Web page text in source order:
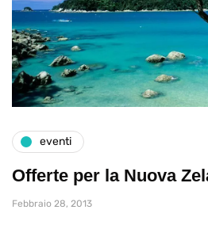
eventi
Offerte per la Nuova
Febbraio 28, 2013